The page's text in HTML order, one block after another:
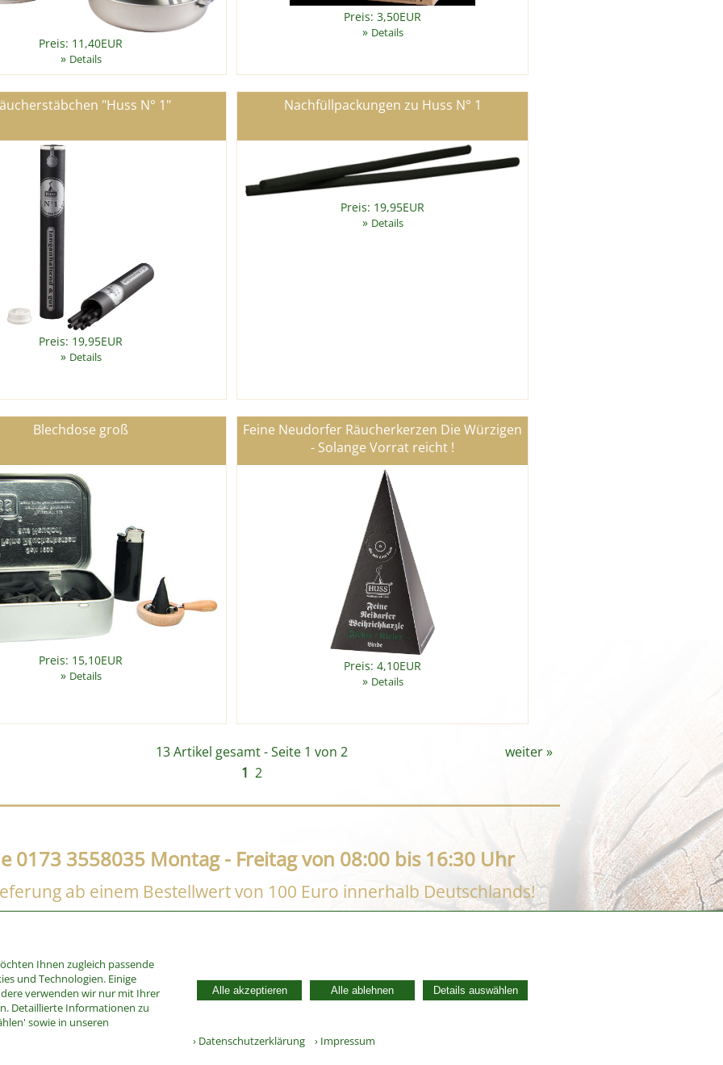
Ihnen zugleich passende
und Technologien. Einige
verwenden wir nur mit Ihrer
Detaillierte Informationen zu
sowie in unseren
Alle akzeptieren Alle ablehnen Details auswählen
› Datenschutzerklärung › Impressum
Preis: 11,40EUR
» Details
Preis: 3,50EUR
» Details
"Huss N° 1"
Preis: 19,95EUR
» Details
Nachfüllpackungen zu Huss N° 1
Preis: 19,95EUR
» Details
Blechdose groß
Preis: 15,10EUR
» Details
Feine Neudorfer Räucherkerzen Die Würzigen
- Solange Vorrat reicht !
Preis: 4,10EUR
» Details
13 Artikel gesamt - Seite 1 von 2 weiter»
1 2
3558035 Montag - Freitag von 08:00 bis 16:30 Uhr
ab einem Bestellwert von 100 Euro innerhalb Deutschlands!
Widerrufsbelehrung
Vertrag widerrufen
Zahlung und Versand